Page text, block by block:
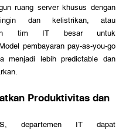
ruang server khusus dengan
dan kelistrikan, atau
tim IT besar untuk
pembayaran pay-as-you-go
menjadi lebih predictable dan
Produktivitas dan
departemen IT dapat